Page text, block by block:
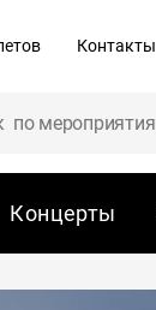
Контакты
Концерты